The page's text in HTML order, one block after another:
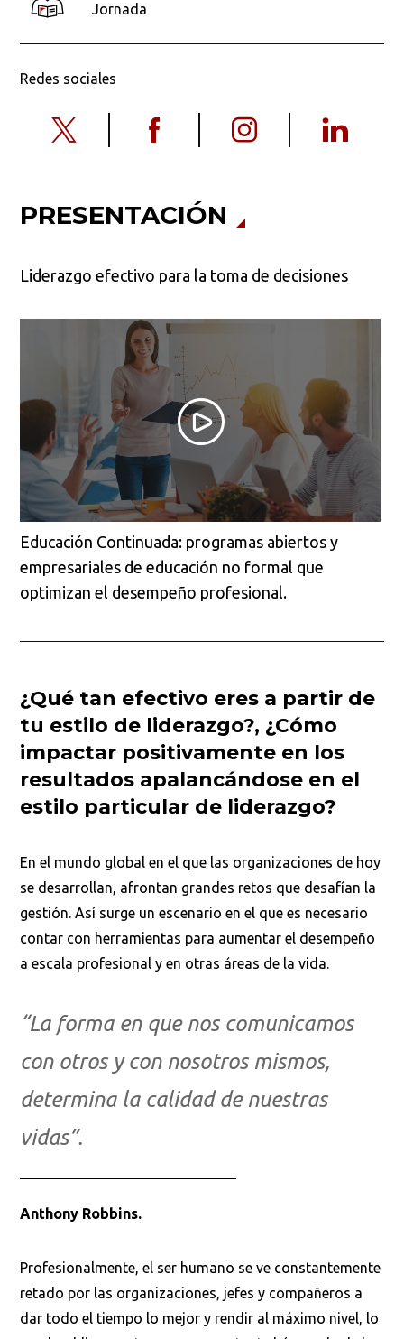
Jornada
Redes sociales
PRESENTACIÓN
Liderazgo efectivo para la toma de decisiones
Educación Continuada: programas abiertos y
empresariales de educación no formal que
optimizan el desempeño profesional.
¿Qué tan efectivo eres a partir de
tu estilo de liderazgo?, ¿Cómo
impactar positivamente en los
resultados apalancándose en el
estilo particular de liderazgo?
En el mundo global en el que las organizaciones de hoy
se desarrollan, afrontan grandes retos que desafían la
gestión. Así surge un escenario en el que es necesario
contar con herramientas para aumentar el desempeño
a escala profesional y en otras áreas de la vida.
“La forma en que nos comunicamos
con otros y con nosotros mismos,
determina la calidad de nuestras
vidas”.
Anthony Robbins.
Profesionalmente, el ser humano se ve constantemente
retado por las organizaciones, jefes y compañeros a
dar todo el tiempo lo mejor y rendir al máximo nivel, lo